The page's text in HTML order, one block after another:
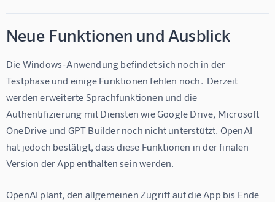
Neue Funktionen und Ausblick
Die Windows-Anwendung befindet sich noch in der
Testphase und einige Funktionen fehlen noch.  Derzeit
werden erweiterte Sprachfunktionen und die
Authentifizierung mit Diensten wie Google Drive, Microsoft
OneDrive und GPT Builder noch nicht unterstützt. OpenAI
hat jedoch bestätigt, dass diese Funktionen in der finalen
Version der App enthalten sein werden.
OpenAI plant, den allgemeinen Zugriff auf die App bis Ende